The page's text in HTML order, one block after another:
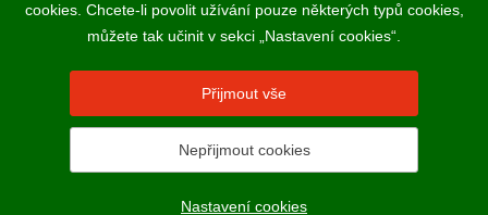
kupujícímu účtenku. Zároveň je povinen zaevidovat přijatou tržbu u
správce daně online; v případě technického výpadku pak nejpozději do
Vína a sekty prodáváme výhradně osobám starším 18-ti let.
2017 - 2026 © VINSELEKT MICHLOVSKÝ a.s. |
cookies. Chcete-li povolit užívání pouze některých typů cookies,
můžete tak učinit v sekci „Nastavení cookies“.
Přijmout vše
Nepřijmout cookies
Nastavení cookies